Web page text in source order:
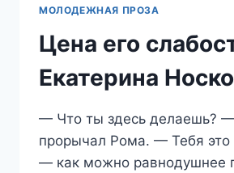
МОЛОДЕЖНАЯ ПРОЗА
Цена его
Екатерина
— Что ты здесь делаешь?
прорычал Рома. — Тебя это
— как можно равнодушнее